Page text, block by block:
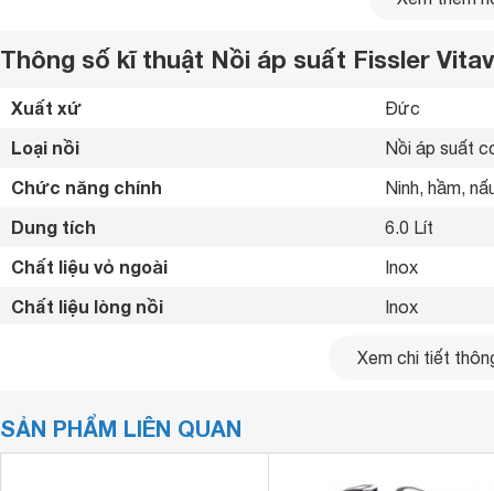
Chất liệu cao cấp
lau chùi, cho thời gian sử dụng lâu dài và bền bỉ hơn.
tối ưu hóa hấp thụ, truyền dẫn và giữ nhiệt, làm cho thực
Thông số kĩ thuật Nồi áp suất Fissler
Xuất xứ Đức
Loại nồi Nồi áp suất
Chức năng chính Ninh, hầm,
Dung tích 6.0 Lít
Chất liệu vỏ ngoài Inox
Chất liệu lòng nồi Inox
22 cm
Đáy nồi
Xem chi tiết
SẢN PHẨM LIÊN QUAN